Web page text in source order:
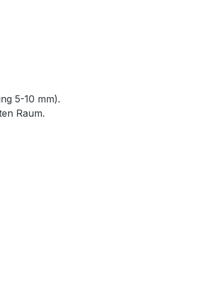
5-10 mm).
Raum.